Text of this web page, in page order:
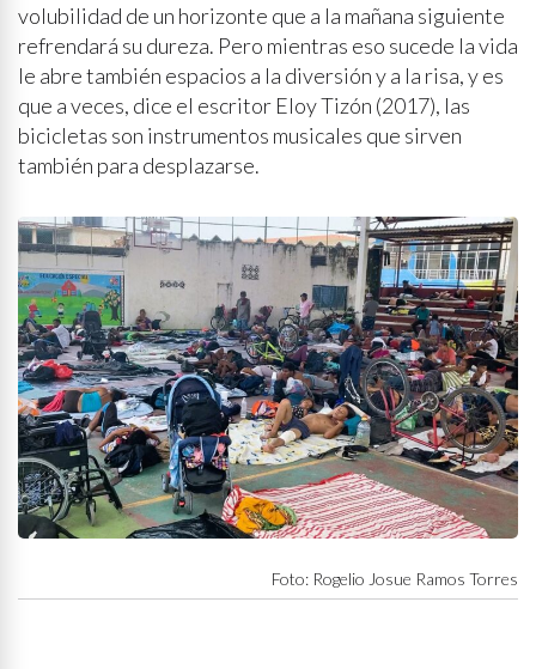
volubilidad de un horizonte que a la mañana siguiente
refrendará su dureza. Pero mientras eso sucede la vida
le abre también espacios a la diversión y a la risa, y es
que a veces, dice el escritor Eloy Tizón (2017), las
bicicletas son instrumentos musicales que sirven
también para desplazarse.
Foto: Rogelio Josue Ramos Torres